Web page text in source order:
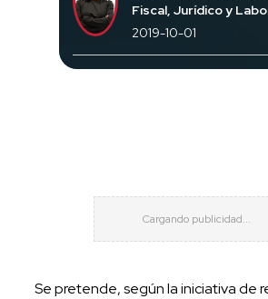
Fiscal, Jurídico y
2019-10-01
Se pretende, según la iniciativa de